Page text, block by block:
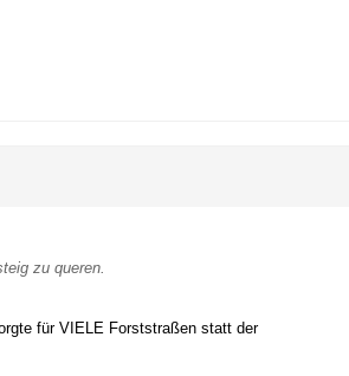
zu queren.
für VIELE Forststraßen statt der